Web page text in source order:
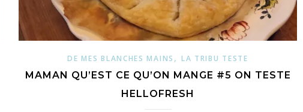
DE MES BLANCHES MAINS , LA TRIBU TESTE
MAMAN QU’EST CE QU’ON MANGE #5 ON TESTE
HELLOFRESH